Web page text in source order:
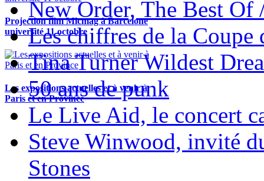
Projection film Micmag à Barcelone
université 11 octobre
Les expositions actuelles et à venir à
Paris et en Province
New Order, The Best Of
Les chiffres de la Coupe
Tina Turner Wildest
50 ans de punk
Le Live Aid, le concert
Steve Winwood, invité
Stones